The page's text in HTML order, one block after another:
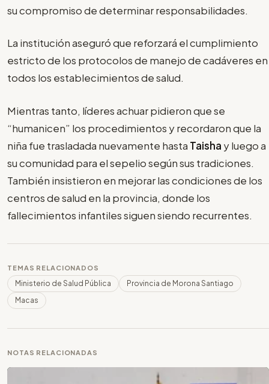
su compromiso de determinar responsabilidades.
La institución aseguró que reforzará el cumplimiento
estricto de los protocolos de manejo de cadáveres en
todos los establecimientos de salud.
Mientras tanto, líderes achuar pidieron que se
“humanicen” los procedimientos y recordaron que la
niña fue trasladada nuevamente hasta Taisha y luego a
su comunidad para el sepelio según sus tradiciones.
También insistieron en mejorar las condiciones de los
centros de salud en la provincia, donde los
fallecimientos infantiles siguen siendo recurrentes.
TEMAS RELACIONADOS
Ministerio de Salud Pública
Provincia de Morona Santiago
Macas
NOTAS RELACIONADAS